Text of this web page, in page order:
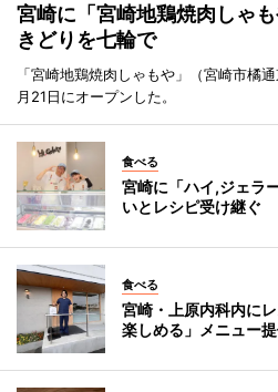
宮崎に「宮崎地鶏焼肉しゃ
きどりを七輪で
「宮崎地鶏焼肉しゃもや」（宮崎市
月21日にオープンした。
食べる
宮崎に「ハイ,ジェラ
いとレシピ受け継ぐ
食べる
宮崎・上原内科内に
楽しめる」メニュー